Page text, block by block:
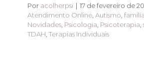
Por acolherpsi | 17 de fevereiro de
Atendimento Online, Autismo, família
Novidades, Psicologia, Psicoterapia,
TDAH, Terapias Individuais